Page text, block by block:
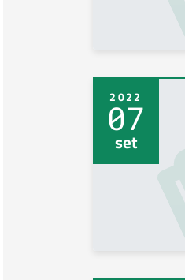
2022
07
set